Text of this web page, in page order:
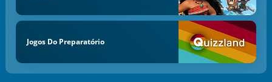
Jogos Do Preparatório